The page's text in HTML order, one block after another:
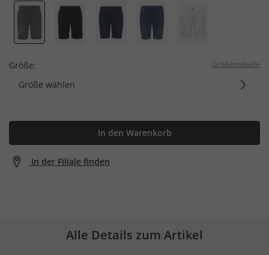
Größe: Größentabelle
Größe wählen
In den Warenkorb
In der Filiale finden
Alle Details zum Artikel